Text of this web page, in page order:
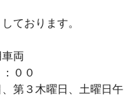
ております。
両
００
３木曜日、土曜日午